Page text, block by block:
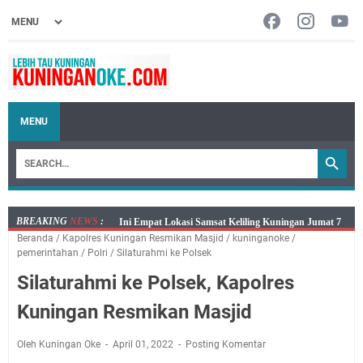
MENU
BREAKING NEWS :
Jumat 7 Agustus 2026 Mobil SIM Keliling Ada di
Kecamatan Sindangagung
Dicabut Dari Hidupmu, Kamu Akan Tetap Berjalan
Kelaparan Meskipun Memiliki Sekarung Penuh Uang
Salat Lima Waktu itu Bukan Cuma Kewajiban, Tapi
juga Tempat Beristirahat yang Paling Menenangkan, Ini
Beranda / Kapolres Kuningan Resmikan Masjid / kuninganoke /
pemerintahan / Polri / Silaturahmi ke Polsek
Silaturahmi ke Polsek, Kapolres
Kuningan Resmikan Masjid
Oleh Kuningan Oke April 01, 2022 Posting Komentar